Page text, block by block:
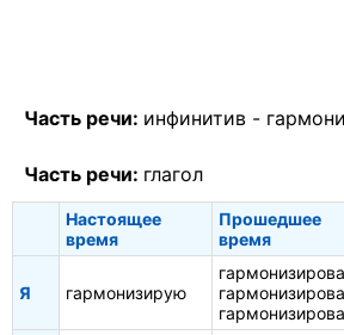
Часть речи: инфинитив -
Часть речи: глагол
Настоящее
время
Прошедшее
время
Я гармонизирую